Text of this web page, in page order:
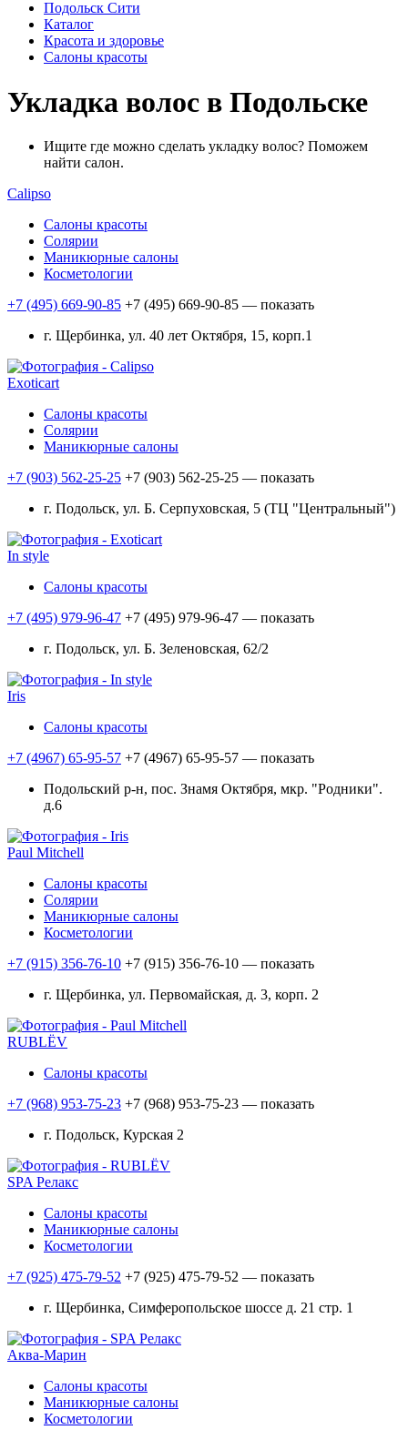
Подольск Сити
Каталог
Красота и здоровье
Салоны красоты
Укладка волос в Подольске
Ищите где можно сделать укладку волос? Поможем
найти салон.
Calipso
Салоны красоты
Солярии
Маникюрные салоны
Косметологии
+7 (495) 669-90-85 +7 (495) 669-90-85 — показать
г. Щербинка, ул. 40 лет Октября, 15, корп.1
Exoticart
Салоны красоты
Солярии
Маникюрные салоны
+7 (903) 562-25-25 +7 (903) 562-25-25 — показать
г. Подольск, ул. Б. Серпуховская, 5 (ТЦ "Центральный")
In style
Салоны красоты
+7 (495) 979-96-47 +7 (495) 979-96-47 — показать
г. Подольск, ул. Б. Зеленовская, 62/2
Iris
Салоны красоты
+7 (4967) 65-95-57 +7 (4967) 65-95-57 — показать
Подольский р-н, пос. Знамя Октября, мкр. "Родники".
д.6
Paul Mitchell
Салоны красоты
Солярии
Маникюрные салоны
Косметологии
+7 (915) 356-76-10 +7 (915) 356-76-10 — показать
г. Щербинка, ул. Первомайская, д. 3, корп. 2
RUBLЁV
Салоны красоты
+7 (968) 953-75-23 +7 (968) 953-75-23 — показать
г. Подольск, Курская 2
SPA Релакс
Салоны красоты
Маникюрные салоны
Косметологии
+7 (925) 475-79-52 +7 (925) 475-79-52 — показать
г. Щербинка, Симферопольское шоссе д. 21 стр. 1
Аква-Марин
Салоны красоты
Маникюрные салоны
Косметологии